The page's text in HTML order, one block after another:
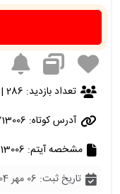
تعداد بازدید: 286 |
آدرس کوتاه:
مشخصه آیتم: 13006 |
تاریخ ثبت: 06 مهر 1404 ساعت 14:05:55